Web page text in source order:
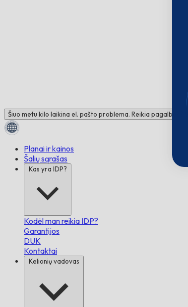
Šiuo metu kilo laikina el. pašto problema. Reikia pagalbos?
Planai ir kainos
Šalių sąrašas
Kas yra IDP?
Kodėl man reikia IDP?
Garantijos
DUK
Kontaktai
Kelionių vadovas